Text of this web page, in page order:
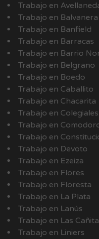
Trabajo en
Trabajo en Balvanera
Trabajo en Banfield
Trabajo en Barracas
Trabajo en Barrio
Trabajo en Belgrano
Trabajo en Boedo
Trabajo en Caballito
Trabajo en Chacarita
Trabajo en Colegiales
Trabajo en
Trabajo en
Trabajo en Devoto
Trabajo en Ezeiza
Trabajo en Flores
Trabajo en Floresta
Trabajo en La Plata
Trabajo en Lanús
Trabajo en Las
Trabajo en Liniers